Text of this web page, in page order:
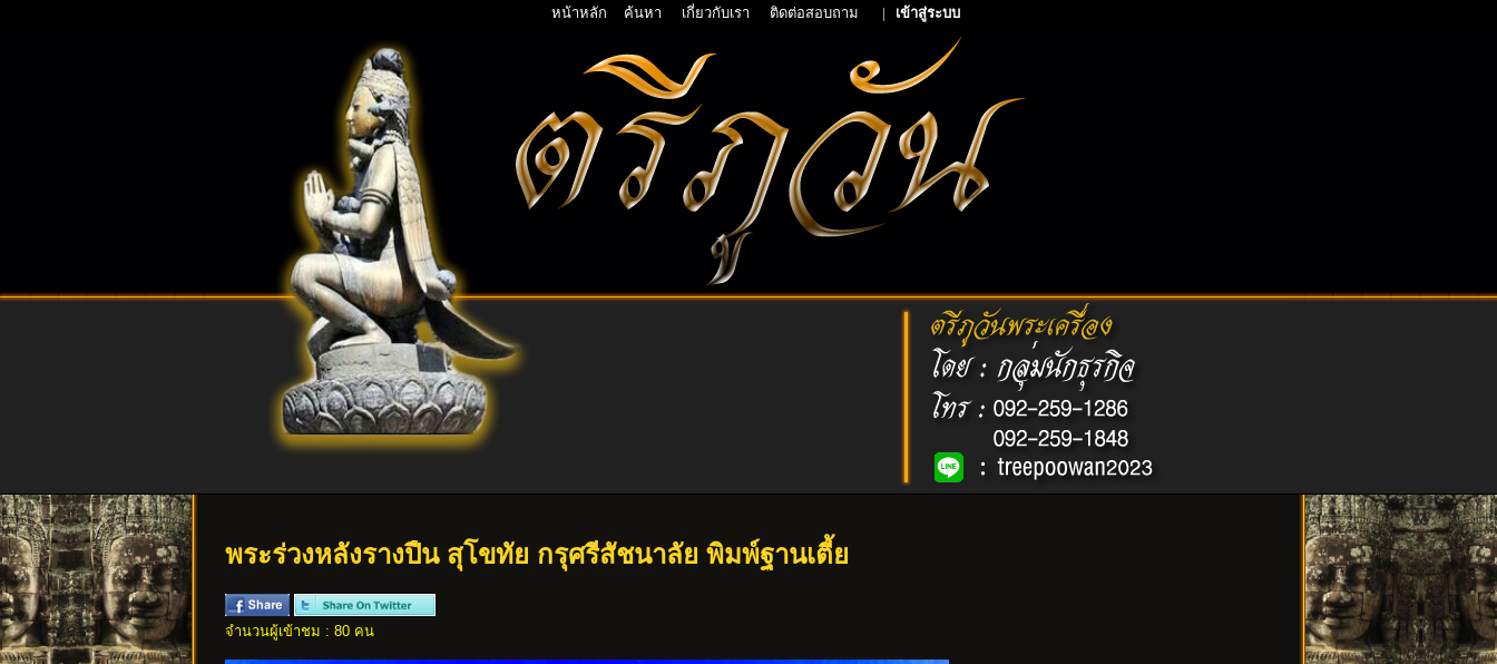
หน้าหลัก ค้นหา เกี่ยวกับเรา ติดต่อสอบถาม | เข้าสู่ระบบ
พระร่วงหลังรางปืน สุโขทัย กรุศรีสัชนาลัย พิมพ์ฐานเตี้ย
จำนวนผู้เข้าชม : 80 คน